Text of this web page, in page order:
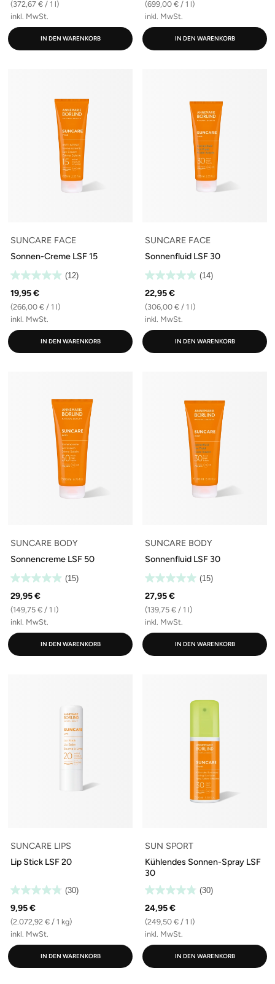
(372,67 € / 1 l)
inkl. MwSt.
IN DEN WARENKORB
(699,00 € / 1 l)
inkl. MwSt.
IN DEN WARENKORB
SUNCARE FACE
Sonnen-Creme LSF 15
(12)
19,95 €
(266,00 € / 1 l)
inkl. MwSt.
IN DEN WARENKORB
SUNCARE FACE
Sonnenfluid LSF 30
(14)
22,95 €
(306,00 € / 1 l)
inkl. MwSt.
IN DEN WARENKORB
SUNCARE BODY
Sonnencreme LSF 50
(15)
29,95 €
(149,75 € / 1 l)
inkl. MwSt.
IN DEN WARENKORB
SUNCARE BODY
Sonnenfluid LSF 30
(15)
27,95 €
(139,75 € / 1 l)
inkl. MwSt.
IN DEN WARENKORB
SUNCARE LIPS
Lip Stick LSF 20
(30)
9,95 €
(2.072,92 € / 1 kg)
inkl. MwSt.
IN DEN WARENKORB
SUN SPORT
Kühlendes Sonnen-Spray LSF
30
(30)
24,95 €
(249,50 € / 1 l)
inkl. MwSt.
IN DEN WARENKORB